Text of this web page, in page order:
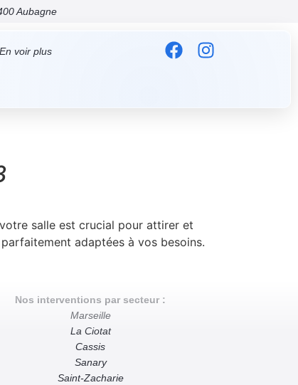
Aubagne
En voir plus
salle est crucial pour attirer et
adaptées à vos besoins.
Nos interventions par secteur :
Marseille
La Ciotat
Cassis
Sanary
Saint-Zacharie